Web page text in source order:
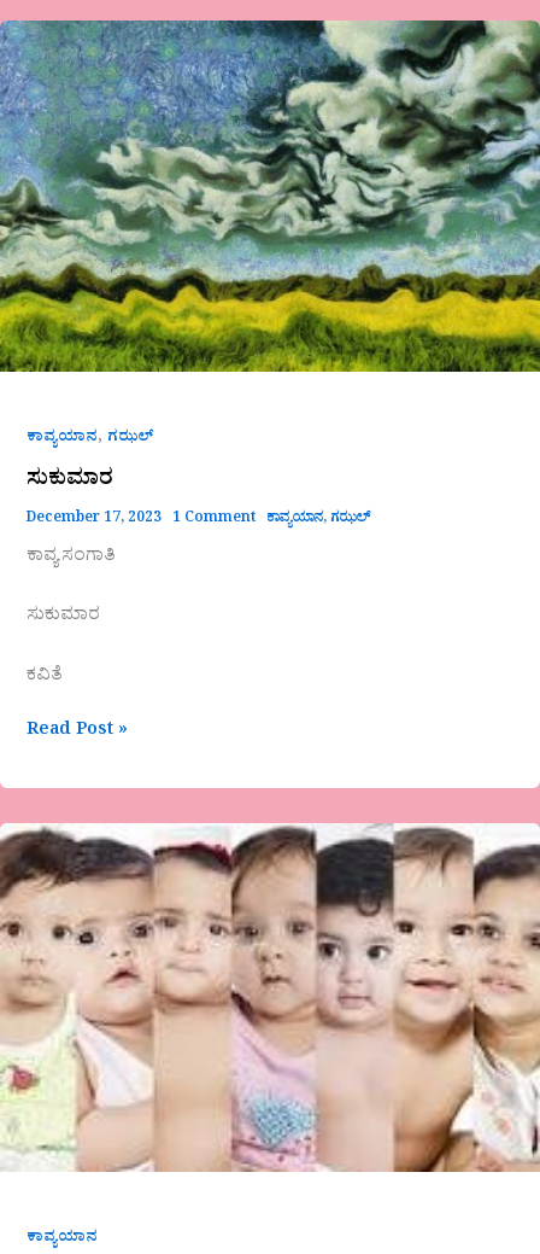
ಕಾವ್ಯಯಾನ, ಗಝಲ್
ಸುಕುಮಾರ
December 17, 2023 1 Comment ಕಾವ್ಯಯಾನ, ಗಝಲ್
ಕಾವ್ಯ ಸಂಗಾತಿ
ಸುಕುಮಾರ
ಕವಿತೆ
ಸುಕುಮಾರ
Read Post »
ಕಾವ್ಯಯಾನ
ನಾಗರಾಜ
ಜಿ.
ಎನ್.
ಬಾಡ-
ನಿನ್ನಂತೆ
ನಾನಾಗಬೇಕು.